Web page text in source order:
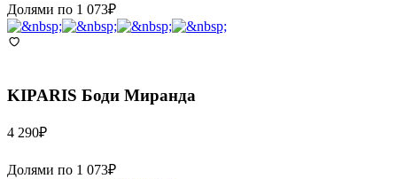
Долями по 1 073₽
KIPARIS Боди Миранда
4 290₽
Долями по 1 073₽